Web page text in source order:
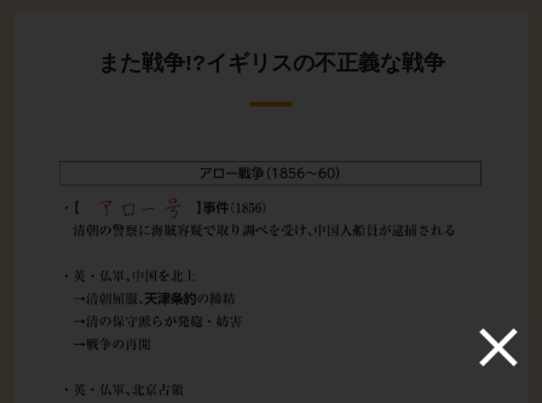
また戦争!?イギリスの不正義な戦争